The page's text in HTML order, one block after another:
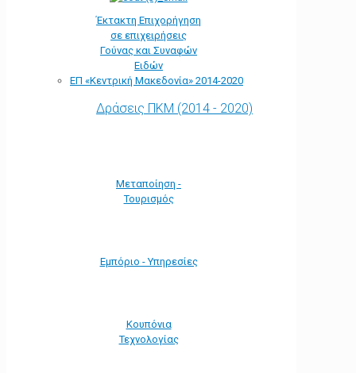
Έκτακτη Επιχορήγηση
σε επιχειρήσεις
Γούνας και Συναφών
Ειδών
ΕΠ «Kεντρική Μακεδονία» 2014-2020
Δράσεις ΠΚΜ (2014 - 2020)
Μεταποίηση -
Τουρισμός
Εμπόριο - Υπηρεσίες
Κουπόνια
Τεχνολογίας